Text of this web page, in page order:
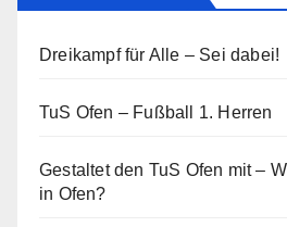
Dreikampf für Alle – Sei dabei!
TuS Ofen – Fußball 1. Herren
Gestaltet den TuS Ofen mit –
in Ofen?